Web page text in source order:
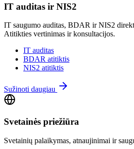
IT auditas ir NIS2
IT saugumo auditas, BDAR ir NIS2
Atitikties vertinimas ir konsultacijos.
IT auditas
BDAR atitiktis
NIS2 atitiktis
Sužinoti daugiau
Svetainės priežiūra
Svetainių palaikymas, atnaujinimai ir